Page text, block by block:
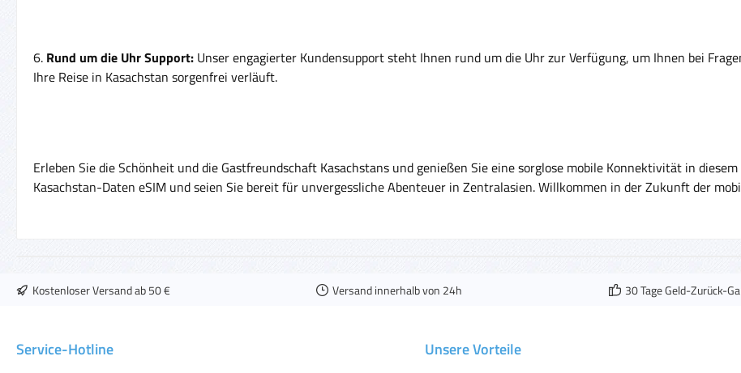
6. Rund um die Uhr Support: Unser engagierter Kundensupport steht Ihnen rund um die Uhr zur Verfügung, um Ihnen bei
Ihre Reise in Kasachstan sorgenfrei verläuft.
Erleben Sie die Schönheit und die Gastfreundschaft Kasachstans und genießen Sie eine sorglose mobile Konnektivität in
Kasachstan-Daten eSIM und seien Sie bereit für unvergessliche Abenteuer in Zentralasien. Willkommen in der Zukunft der
Kostenloser Versand ab 50 € Versand innerhalb von 24h 30 Tage Geld-Zurück-
Service-Hotline Unsere Vorteile